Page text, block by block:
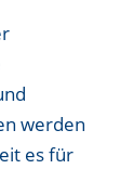
werden
es für